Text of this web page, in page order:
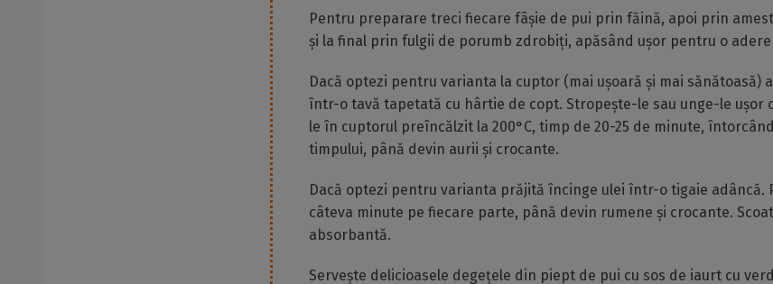
Pentru preparare treci fiecare fâșie de pui prin făină, apoi prin
și la final prin fulgii de porumb zdrobiți, apăsând ușor pentru o
Dacă optezi pentru varianta la cuptor (mai ușoară și mai sănătoasă)
într-o tavă tapetată cu hârtie de copt. Stropește-le sau unge-le ușor
le în cuptorul preîncălzit la 200°C, timp de 20-25 de minute,
timpului, până devin aurii și crocante.
Dacă optezi pentru varianta prăjită încinge ulei într-o tigaie adâncă.
câteva minute pe fiecare parte, până devin rumene și crocante.
absorbantă.
Servește delicioasele degețele din piept de pui cu sos de iaurt cu